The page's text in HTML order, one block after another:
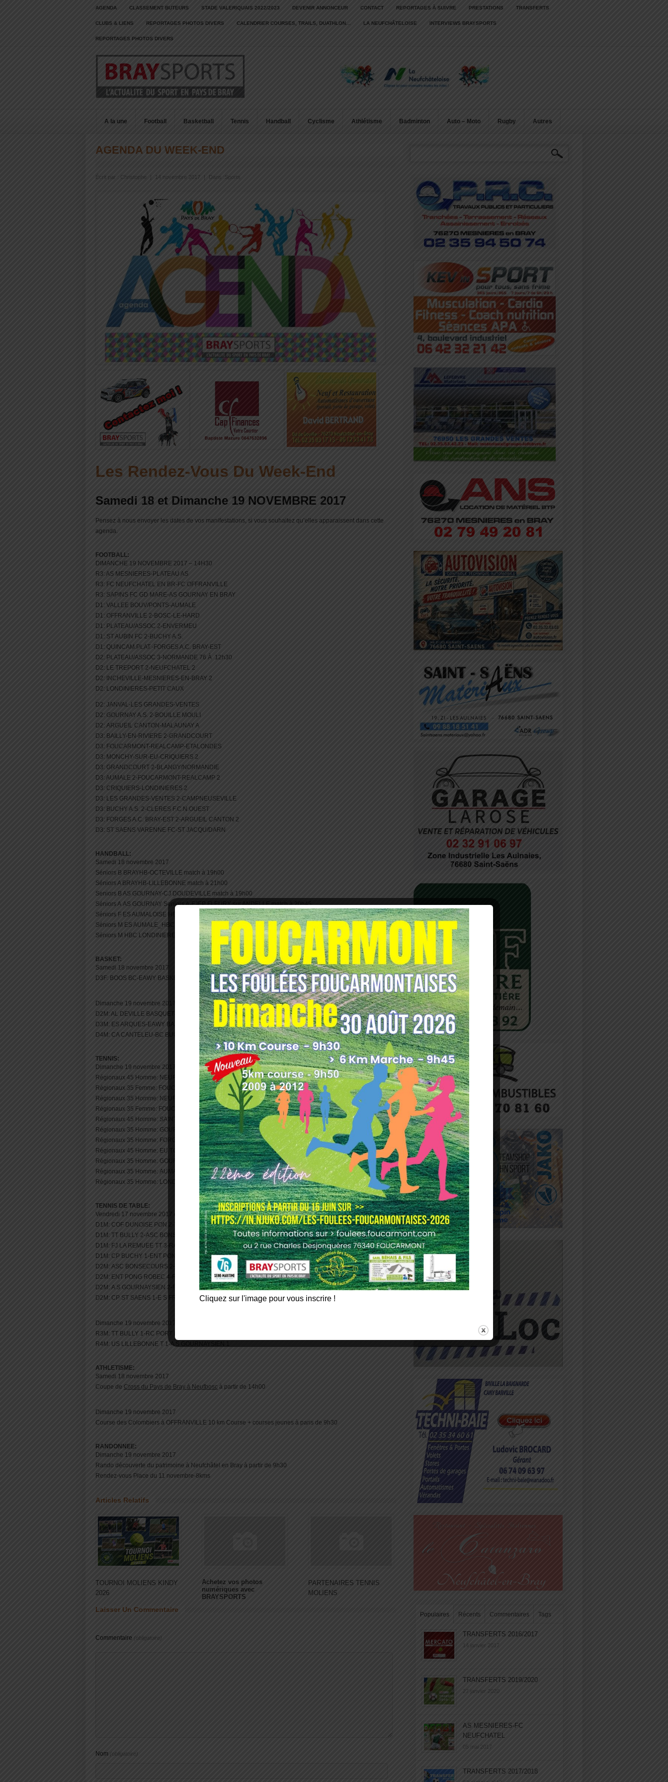
AGENDA CLASSEMENT BUTEURS STADE VALERIQUAIS 2022/2023 DEVENIR ANNONCEUR CONTACT REPORTAGES À SUIVRE PRESTATIONS TRANSFERTS
CLUBS & LIENS REPORTAGES PHOTOS DIVERS CALENDRIER COURSES, TRAILS, DUATHLON… LA NEUFCHÂTELOISE INTERVIEWS BRAYSPORTS
REPORTAGES PHOTOS DIVERS
A la une Football Basketball Tennis Handball Cyclisme Athlétisme Badminton Auto – Moto Rugby Autres
AGENDA DU WEEK-END
Écrit par : Christophe 14 novembre 2017 Dans :Sports
Les Rendez-Vous Du Week-End
Samedi 18 et Dimanche 19 NOVEMBRE 2017
Pensez à nous envoyer les dates de vos manifestations, si vous souhaitez qu’elles apparaissent dans cette
agenda.
FOOTBALL:
DIMANCHE 19 NOVEMBRE 2017 – 14H30
R3: AS MESNIERES-PLATEAU AS
R3: FC NEUFCHATEL EN BR-FC OFFRANVILLE
R3: SAPINS FC GD MARE-AS GOURNAY EN BRAY
D1: VALLEE BOUV/PONTS-AUMALE
D1: OFFRANVILLE 2-BOSC-LE-HARD
D1: PLATEAU/ASSOC 2-ENVERMEU
D1: ST AUBIN FC 2-BUCHY A.S.
D1: QUINCAM.PLAT.-FORGES A.C. BRAY-EST
D2: PLATEAU/ASSOC 3-NORMANDE 76 À 12h30
D2: LE TREPORT 2-NEUFCHATEL 2
D2: INCHEVILLE-MESNIERES-EN-BRAY 2
D2: LONDINIERES-PETIT CAUX
D2: JANVAL-LES GRANDES-VENTES
D2: GOURNAY A.S. 2-BOUILLE MOULI
D2: ARGUEIL CANTON-MALAUNAY A
D3: BAILLY-EN-RIVIERE 2-GRANDCOURT
D3: FOUCARMONT-REALCAMP-ETALONDES
D3: MONCHY-SUR-EU-CRIQUIERS 2
D3: GRANDCOURT 2-BLANGY/NORMANDIE
D3: AUMALE 2-FOUCARMONT-REALCAMP 2
D3: CRIQUIERS-LONDINIERES 2
D3: LES GRANDES-VENTES 2-CAMPNEUSEVILLE
D3: BUCHY A.S. 2-CLERES F.C.N.OUEST
D3: FORGES A.C. BRAY-EST 2-ARGUEIL CANTON 2
D3: ST SAENS VARENNE FC-ST JACQU/DARN
HANDBALL:
Samedi 18 novembre 2017
Séniors B BRAYHB-OCTEVILLE match à 19h00
Séniors A BRAYHB-LILLEBONNE match à 21h00
Seniors B AS GOURNAY-CJ DOUDEVILLE match à 19h00
Séniors A AS GOURNAY Seniors A-FJEP FLEURY sur ANDELLE match à 20h45
Séniors F ES AUMALOISE HB- E. HB VAL DE REUIL LOUVIERS HB match à 19h00
Séniors M ES AUMALE_HBC FOUCARMONT
Séniors M HBC LONDINIERES-US FORGES LES EAUX
BASKET:
Samedi 18 novembre 2017
D3F: BOOS BC-EAWY BASKET SAINT SAENS match à 21h00
Dimanche 19 novembre 2017
D2M: AL DEVILLE BASQUET-BC BUCHOIS match à 10h30
D3M: ES ARQUES-EAWY BASKET SAINT SAENS match à 10h30
D4M: CA CANTELEU-BC BUCHOIS match à 8h45
TENNIS:
Dimanche 19 novembre 2017
Régionaux 45 Homme: NEUFCHATEL EN BRAY TC 1-ROUEN UC AS 1
Régionaux 35 Femme: FOUCARMONT TC 1-NEUFCHATEL EN BRAY TC 1
Régionaux 35 Homme: NEUFCHATEL EN BRAY TC 1-ROUEN TC ROUEN 1
Régionaux 35 Femme: FOUCARMONT TC 1-NEUFCHATEL EN BRAY TC 1
Régionaux 45 Homme: SAINT VALERY EN CAUX 1-FOUCARMONT TC 1
Régionaux 35 Homme: GOURNAY EN BRAY AS 2-FORGES LES EAUX USF TENNIS CLUB 2
Régionaux 35 Homme: FORGES LES EAUX USF TENNIS CLUB 1-SOTTEVILLE LES ROUEN SSCC
Régionaux 45 Homme: EU TCM 1-GOURNAY EN BRAY AS 1
Régionaux 35 Homme: GOURNAY EN BRAY AS 1-NOTRE DAME DE GRAVENCHON TC 1
Régionaux 35 Homme: AUMALE ES 1-FRANQUEVILLE SAINT PIERRE 2
Régionaux 35 Homme: LONDINIERES TC 1-YMARE TC 1
TENNIS DE TABLE:
Vendredi 17 novembre 2017 en soirée
D1M: COF DUNOISE PON 2-TT BULLY 3
D1M: TT BULLY 2-ASC BONSECOURS 1
D1M: FJ LA REMUEE TT 3-RAQUETTE NEUFCHATEL 1
D1M: CP BUCHY 1-ENT PONG ROBEC 2
D2M: ASC BONSECOURS 2-LA CRIQUE TT 2
D2M: ENT PONG ROBEC 4-RAQUETTE NEUFCHATEL 2
D2M: A S GOURNAYSIEN 2-FR ISNEAUVILLE 3
D2M: CP ST SAENS 1-E S FRESNOY FOL 1
Dimanche 19 novembre 2017 en matinée
R3M: TT BULLY 1-RC PORT DU HAVRE 2
R4M: US LILLEBONNE T 1-A S GOURNAYSIEN 1
ATHLETISME:
Samedi 18 novembre 2017
Coupe de Cross du Pays de Bray à Neufbosc à partir de 14h00
Dimanche 19 novembre 2017
Course des Colombiers à OFFRANVILLE 10 km Course + courses jeunes à paris de 9h30
RANDONNEE:
Dimanche 19 novembre 2017
Rando découverte du patrimoine à Neufchâtel en Bray à partir de 9h30
Rendez-vous Place du 11 novembre-8kms
Articles Relatifs
TOURNOI MOLIENS KINDY
2026
Achetez vos photos
numériques avec
BRAYSPORTS
PARTENAIRES TENNIS
MOLIENS
Laisser Un Commentaire
Commentaire (obligatoire)
Nom (obligatoire)
Populaires Récents Commentaires Tags
TRANSFERTS 2016/2017
14 janvier 2017
TRANSFERTS 2019/2020
27 janvier 2020
AS MESNIERES-FC
NEUFCHATEL
05 mai 2017
TRANSFERTS 2017/2018
Cliquez sur l'image pour vous inscrire !